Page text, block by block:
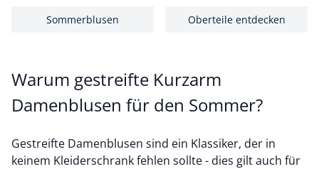
Sommerblusen Oberteile entdecken
Warum gestreifte Kurzarm
Damenblusen für den Sommer?
Gestreifte Damenblusen sind ein Klassiker, der in
keinem Kleiderschrank fehlen sollte - dies gilt auch für